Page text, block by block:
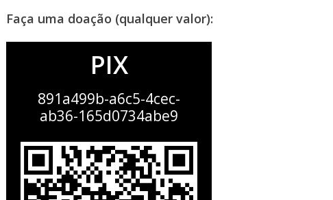
Faça uma doação (qualquer valor):
PIX
891a499b-a6c5-4cec-
ab36-165d0734abe9